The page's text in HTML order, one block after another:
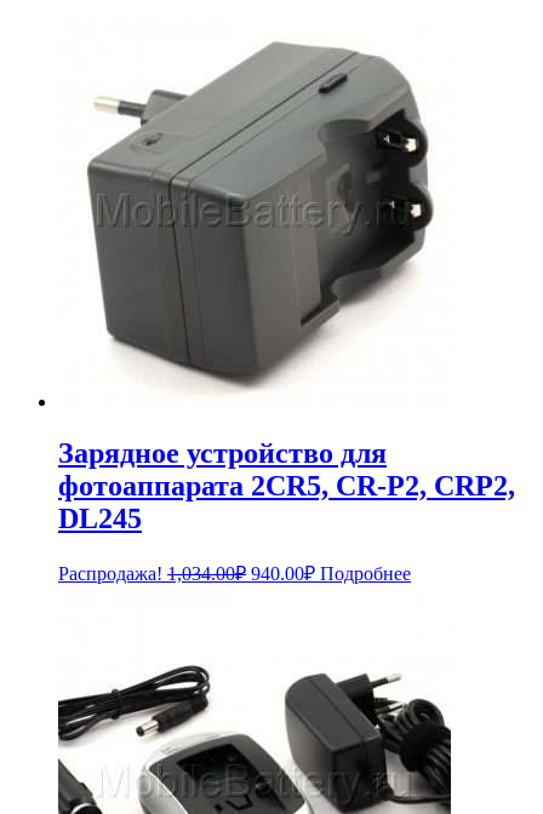
Зарядное устройство для
фотоаппарата 2CR5, CR-P2, CRP2,
DL245
Распродажа! 1,034.00₽ Первоначальная
940.00₽Текущая
цена:
Подробнее